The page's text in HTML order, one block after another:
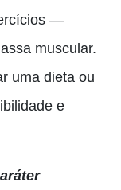
—
muscular.
uma dieta ou
e